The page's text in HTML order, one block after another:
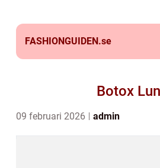
FASHIONGUIDEN.se
Botox
09 februari 2026 admin